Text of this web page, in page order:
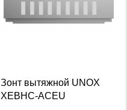
Зонт вытяжной UNOX
XEBHC-ACEU
Выберите количество: